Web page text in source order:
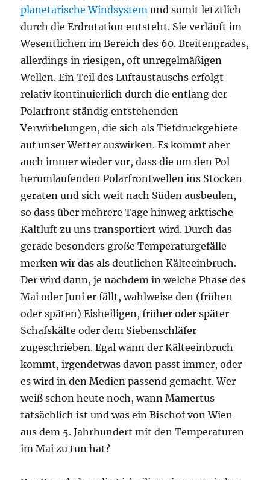
planetarische Windsystem und somit letztlich
durch die Erdrotation entsteht. Sie verläuft im
Wesentlichen im Bereich des 60. Breitengrades,
allerdings in riesigen, oft unregelmäßigen
Wellen. Ein Teil des Luftaustauschs erfolgt
relativ kontinuierlich durch die entlang der
Polarfront ständig entstehenden
Verwirbelungen, die sich als Tiefdruckgebiete
auf unser Wetter auswirken. Es kommt aber
auch immer wieder vor, dass die um den Pol
herumlaufenden Polarfrontwellen ins Stocken
geraten und sich weit nach Süden ausbeulen,
so dass über mehrere Tage hinweg arktische
Kaltluft zu uns transportiert wird. Durch das
gerade besonders große Temperaturgefälle
merken wir das als deutlichen Kälteeinbruch.
Der wird dann, je nachdem in welche Phase des
Mai oder Juni er fällt, wahlweise den (frühen
oder späten) Eisheiligen, früher oder später
Schafskälte oder dem Siebenschläfer
zugeschrieben. Egal wann der Kälteeinbruch
kommt, irgendetwas davon passt immer, oder
es wird in den Medien passend gemacht. Wer
weiß schon heute noch, wann Mamertus
tatsächlich ist und was ein Bischof von Wien
aus dem 5. Jahrhundert mit den Temperaturen
im Mai zu tun hat?